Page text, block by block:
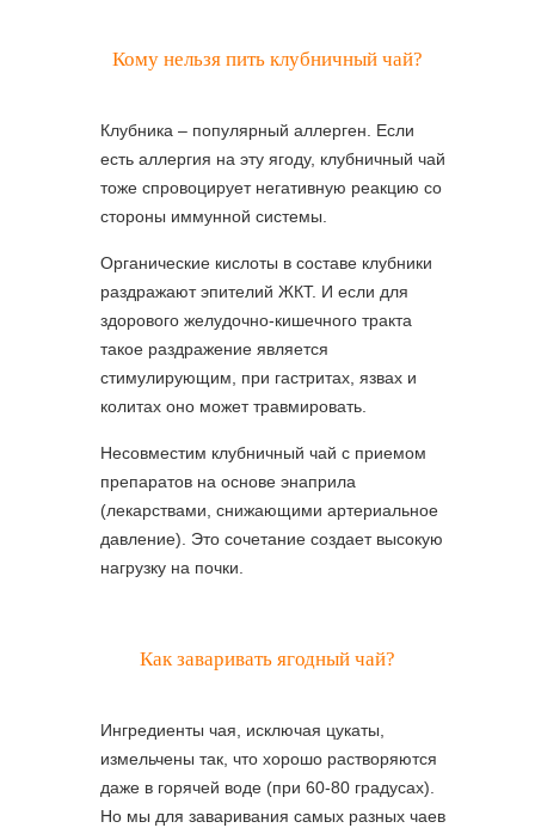
Кому нельзя пить клубничный чай?
Клубника – популярный аллерген. Если
есть аллергия на эту ягоду, клубничный чай
тоже спровоцирует негативную реакцию со
стороны иммунной системы.
Органические кислоты в составе клубники
раздражают эпителий ЖКТ. И если для
здорового желудочно-кишечного тракта
такое раздражение является
стимулирующим, при гастритах, язвах и
колитах оно может травмировать.
Несовместим клубничный чай с приемом
препаратов на основе энаприла
(лекарствами, снижающими артериальное
давление). Это сочетание создает высокую
нагрузку на почки.
Как заваривать ягодный чай?
Ингредиенты чая, исключая цукаты,
измельчены так, что хорошо растворяются
даже в горячей воде (при 60-80 градусах).
Но мы для заваривания самых разных чаев